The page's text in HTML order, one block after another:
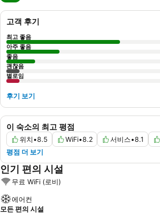
이 숙소의 최고 평점
위치•8.5 WiFi•8.2 서비스•8.1
평점 더 보기
고객 후기
최고 좋음
아주 좋음
좋음
괜찮음
별로임
후기 보기
인기 편의 시설
무료 WiFi (로비)
에어컨
모든 편의 시설